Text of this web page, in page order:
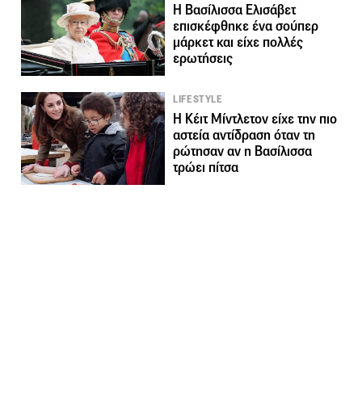
Η Βασίλισσα Ελισάβετ
επισκέφθηκε ένα σούπερ
μάρκετ και είχε πολλές
ερωτήσεις
LIFESTYLE
Η Κέιτ Μίντλετον είχε την πιο
αστεία αντίδραση όταν τη
ρώτησαν αν η Βασίλισσα
τρώει πίτσα